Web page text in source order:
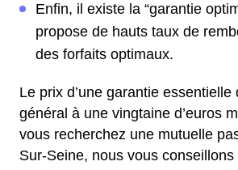
Enfin, il existe la “garantie
propose de hauts taux de
des forfaits optimaux.
Le prix d’une garantie essentielle
général à une vingtaine d’euros
vous recherchez une mutuelle
Sur-Seine, nous vous conseillons